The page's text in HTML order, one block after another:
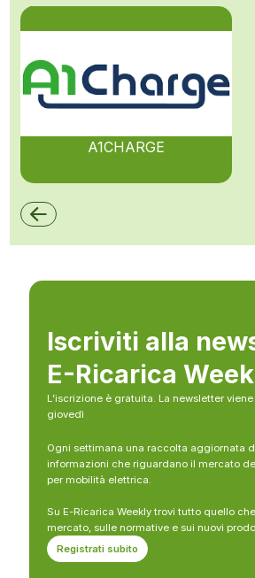
A1CHARGE
Iscriviti alla
E-Ricarica
L’iscrizione è gratuita. La newsletter
giovedì
Ogni settimana una raccolta aggiornata
informazioni che riguardano il mercato
per mobilità elettrica.
Su E-Ricarica Weekly trovi tutto quello
mercato, sulle normative e sui nuovi
Registrati subito